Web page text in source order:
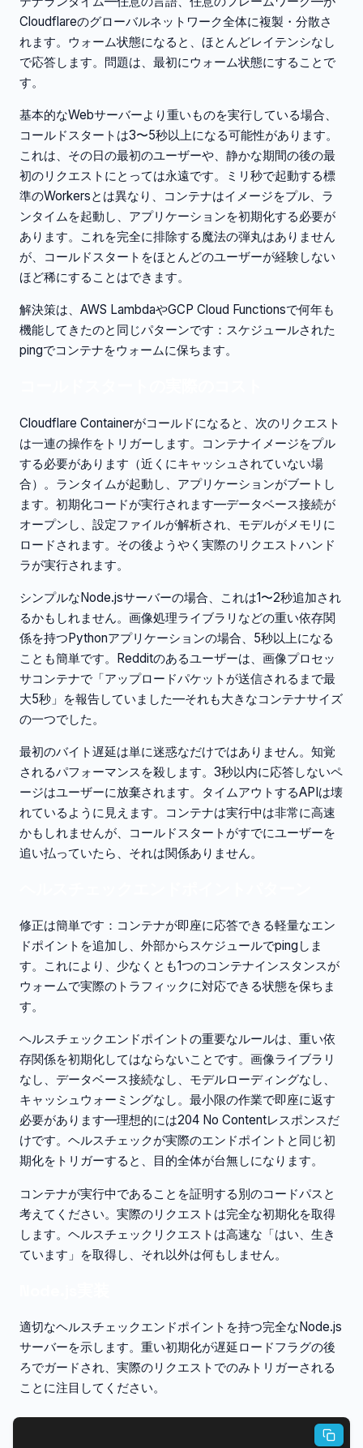
Cloudflareのグローバルネットワーク全体に複製・分散さ
れます。ウォーム状態になると、ほとんどレイテンシなし
で応答します。問題は、最初にウォーム状態にすることで
す。
基本的なWebサーバーより重いものを実行している場合、
コールドスタートは3〜5秒以上になる可能性があります。
これは、その日の最初のユーザーや、静かな期間の後の最
初のリクエストにとっては永遠です。ミリ秒で起動する標
準のWorkersとは異なり、コンテナはイメージをプル、ラ
ンタイムを起動し、アプリケーションを初期化する必要が
あります。これを完全に排除する魔法の弾丸はありません
が、コールドスタートをほとんどのユーザーが経験しない
ほど稀にすることはできます。
解決策は、AWS LambdaやGCP Cloud Functionsで何年も
機能してきたのと同じパターンです：スケジュールされた
pingでコンテナをウォームに保ちます。
Cloudflare Containerがコールドになると、次のリクエスト
は一連の操作をトリガーします。コンテナイメージをプル
する必要があります（近くにキャッシュされていない場
合）。ランタイムが起動し、アプリケーションがブートし
ます。初期化コードが実行されます—データベース接続が
オープンし、設定ファイルが解析され、モデルがメモリに
ロードされます。その後ようやく実際のリクエストハンド
ラが実行されます。
シンプルなNode.jsサーバーの場合、これは1〜2秒追加され
るかもしれません。画像処理ライブラリなどの重い依存関
係を持つPythonアプリケーションの場合、5秒以上になる
ことも簡単です。Redditのあるユーザーは、画像プロセッ
サコンテナで「アップロードパケットが送信されるまで最
大5秒」を報告していました—それも大きなコンテナサイズ
の一つでした。
最初のバイト遅延は単に迷惑なだけではありません。知覚
されるパフォーマンスを殺します。3秒以内に応答しないペ
ージはユーザーに放棄されます。タイムアウトするAPIは壊
れているように見えます。コンテナは実行中は非常に高速
かもしれませんが、コールドスタートがすでにユーザーを
追い払っていたら、それは関係ありません。
修正は簡単です：コンテナが即座に応答できる軽量なエン
ドポイントを追加し、外部からスケジュールでpingしま
す。これにより、少なくとも1つのコンテナインスタンスが
ウォームで実際のトラフィックに対応できる状態を保ちま
す。
ヘルスチェックエンドポイントの重要なルールは、重い依
存関係を初期化してはならないことです。画像ライブラリ
なし、データベース接続なし、モデルローディングなし、
キャッシュウォーミングなし。最小限の作業で即座に返す
必要があります—理想的には204 No Contentレスポンスだ
けです。ヘルスチェックが実際のエンドポイントと同じ初
期化をトリガーすると、目的全体が台無しになります。
コンテナが実行中であることを証明する別のコードパスと
考えてください。実際のリクエストは完全な初期化を取得
します。ヘルスチェックリクエストは高速な「はい、生き
ています」を取得し、それ以外は何もしません。
適切なヘルスチェックエンドポイントを持つ完全なNode.js
サーバーを示します。重い初期化が遅延ロードフラグの後
ろでガードされ、実際のリクエストでのみトリガーされる
ことに注目してください。